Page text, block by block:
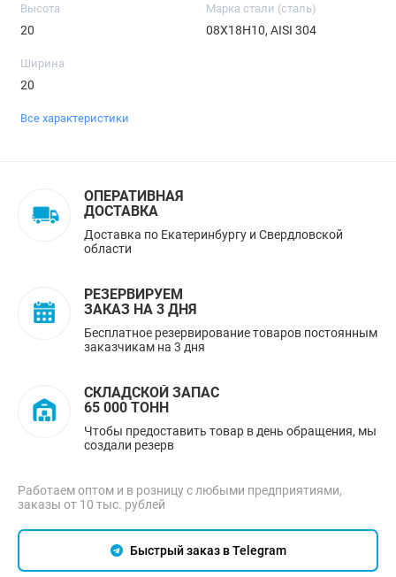
Высота
20
Марка стали (сталь)
08Х18Н10, AISI 304
Ширина
20
Все характеристики
ОПЕРАТИВНАЯ
ДОСТАВКА
Доставка по Екатеринбургу и Свердловской
области
РЕЗЕРВИРУЕМ
ЗАКАЗ НА 3 ДНЯ
Бесплатное резервирование товаров постоянным
заказчикам на 3 дня
СКЛАДСКОЙ ЗАПАС
65 000 ТОНН
Чтобы предоставить товар в день обращения, мы
создали резерв
Работаем оптом и в розницу с любыми предприятиями,
заказы от 10 тыс. рублей
Быстрый заказ в Telegram